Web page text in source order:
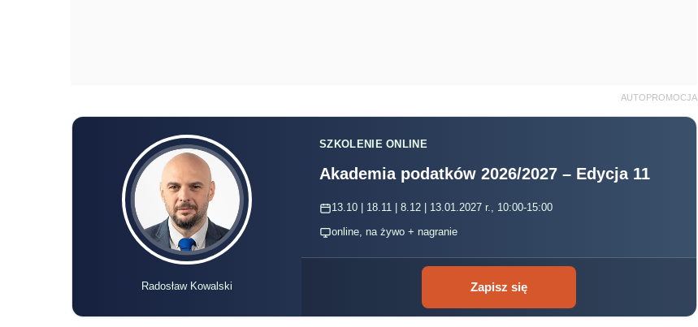
AUTOPROMOCJA
Radosław Kowalski
SZKOLENIE ONLINE
Akademia podatków 2026/2027 – Edycja 11
13.10 | 18.11 | 8.12 | 13.01.2027 r., 10:00-15:00
online, na żywo + nagranie
Zapisz się